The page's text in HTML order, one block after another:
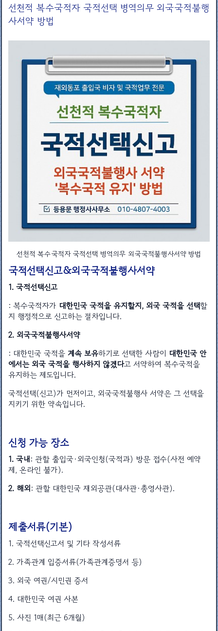
선천적 복수국적자 국적선택 병역의무 외국국적불행
사서약 방법
선천적 복수국적자 국적선택 병역의무 외국국적불행사서약 방법
국적선택신고&외국국적불행사서약
1. 국적선택신고
: 복수국적자가 대한민국 국적을 유지할지, 외국 국적을 선택할
지 행정적으로 신고하는 절차입니다.
2. 외국국적불행사서약
: 대한민국 국적을계속 보유하기로 선택한 사람이 대한민국 안
에서는 외국 국적을 행사하지 않겠다고 서약하여 복수국적을
유지하는 제도입니다.
국적선택(신고)가 먼저이고, 외국국적불행사 서약은 그 선택을
지키기 위한 약속입니다.
신청 가능 장소
1. 국내: 관할 출입국·외국인청(국적과) 방문 접수(사전 예약
제, 온라인 불가).
2. 해외: 관할 대한민국 재외공관(대사관·총영사관).
제출서류(기본)
1. 국적선택신고서 및 기타 작성서류
2. 가족관계 입증서류(가족관계증명서 등)
3. 외국 여권/시민권 증서
4. 대한민국 여권 사본
5. 사진 1매(최근 6개월)